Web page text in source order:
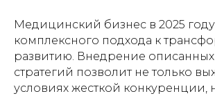
Медицинский бизнес в 2025 году
комплексного подхода к
развитию. Внедрение
стратегий позволит не только
условиях жесткой конкуренции,